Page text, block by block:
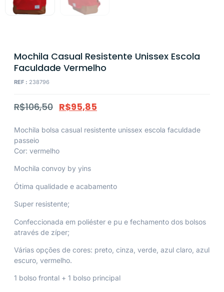
Mochila Casual Resistente Unissex Escola
Faculdade Vermelho
REF : 238796
R$106,50 R$95,85
Mochila bolsa casual resistente unissex escola faculdade
passeio
Cor: vermelho
Mochila convoy by yins
Ótima qualidade e acabamento
Super resistente;
Confeccionada em poliéster e pu e fechamento dos bolsos
através de zíper;
Várias opções de cores: preto, cinza, verde, azul claro, azul
escuro, vermelho.
1 bolso frontal + 1 bolso principal